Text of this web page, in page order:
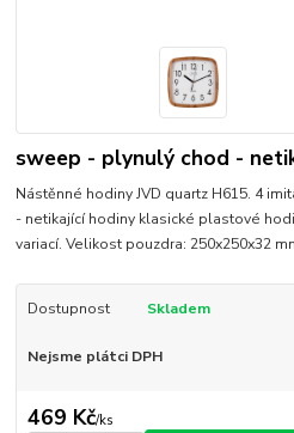
sweep - plynulý chod -
Nástěnné hodiny JVD quartz H615. 4
- netikající hodiny klasické plastové
variací. Velikost pouzdra: 250x250x32
Dostupnost Skladem
Nejsme plátci DPH
469 Kč/ks